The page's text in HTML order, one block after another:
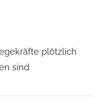
plötzlich
sind